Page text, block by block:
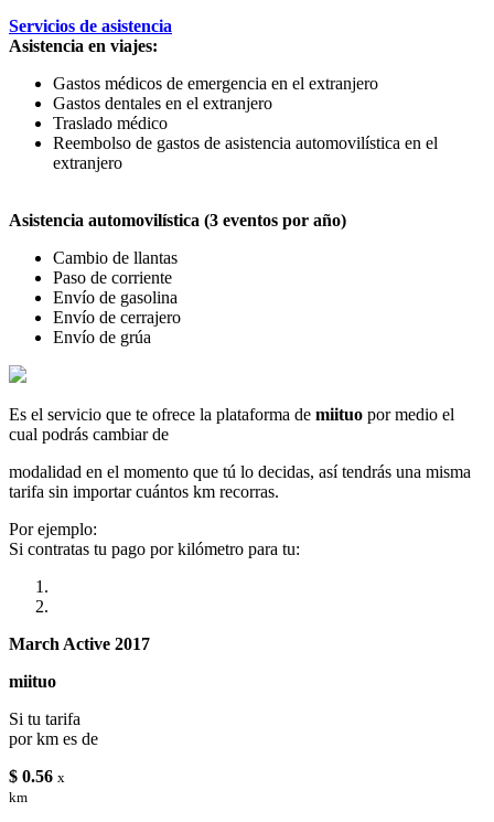
Servicios de asistencia
Asistencia en viajes:
Gastos médicos de emergencia en el extranjero
Gastos dentales en el extranjero
Traslado médico
Reembolso de gastos de asistencia automovilística en el
extranjero
Asistencia automovilística (3 eventos por año)
Cambio de llantas
Paso de corriente
Envío de gasolina
Envío de cerrajero
Envío de grúa
Es el servicio que te ofrece la plataforma de miituo por medio el
cual podrás cambiar de
modalidad en el momento que tú lo decidas, así tendrás una misma
tarifa sin importar cuántos km recorras.
Por ejemplo:
Si contratas tu pago por kilómetro para tu:
March Active 2017
miituo
Si tu tarifa
por km es de
$ 0.56 x
km